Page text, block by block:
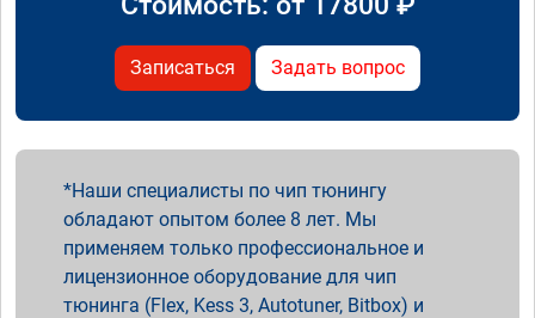
Записаться Задать вопрос
Наши специалисты по чип тюнингу
обладают опытом более 8 лет. Мы
применяем только профессиональное и
лицензионное оборудование для чип
тюнинга (Flex, Kess 3, Autotuner, Bitbox) и